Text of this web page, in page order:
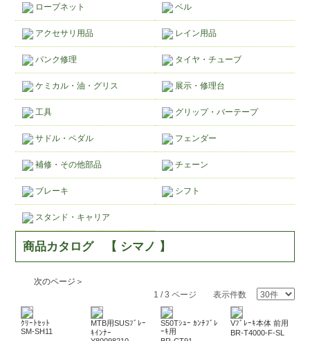
ロープネット ベル
アクセサリ用品 レイン用品
パンク修理 タイヤ・チューブ
ケミカル・油・グリス 展示・修理台
工具 グリップ・バーテープ
サドル・ペダル フェンダー
補修・その他部品 チェーン
ブレーキ シフト
スタンド・キャリア
商品カタログ 【 シマノ 】
次のページ＞
1 / 3 ページ 表示件数
ｸﾘｰﾄｾｯﾄ
SM-SH11
MTB用SUSﾌﾞﾚｰ
ｷｲﾝﾅｰ
S50Tｼｭｰ ｶﾝﾁﾌﾞﾚ
ｰｷ用
Vﾌﾞﾚｰｷ本体 前用
BR-T4000-F-SL